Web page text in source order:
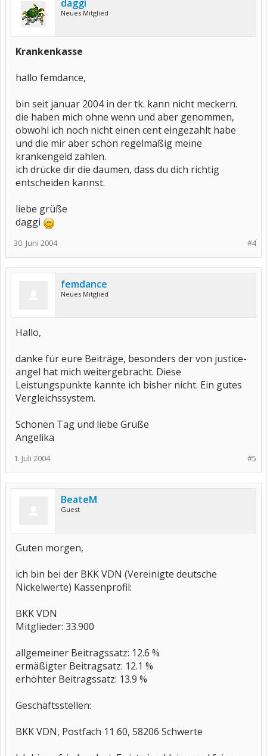
daggi
Neues Mitglied
Krankenkasse
hallo femdance,
bin seit januar 2004 in der tk. kann nicht meckern.
die haben mich ohne wenn und aber genommen,
obwohl ich noch nicht einen cent eingezahlt habe
und die mir aber schön regelmäßig meine
krankengeld zahlen.
ich drücke dir die daumen, dass du dich richtig
entscheiden kannst.
liebe grüße
daggi
#4
30. Juni 2004
femdance
Neues Mitglied
Hallo,
danke für eure Beiträge, besonders der von justice-
angel hat mich weitergebracht. Diese
Leistungspunkte kannte ich bisher nicht. Ein gutes
Vergleichssystem.
Schönen Tag und liebe Grüße
Angelika
#5
1. Juli 2004
BeateM
Guest
Guten morgen,
ich bin bei der BKK VDN (Vereinigte deutsche
Nickelwerte) Kassenprofil:
BKK VDN
Mitglieder: 33.900
allgemeiner Beitragssatz: 12.6 %
ermäßigter Beitragsatz: 12.1 %
erhöhter Beitragssatz: 13.9 %
Geschäftsstellen:
BKK VDN, Postfach 11 60, 58206 Schwerte